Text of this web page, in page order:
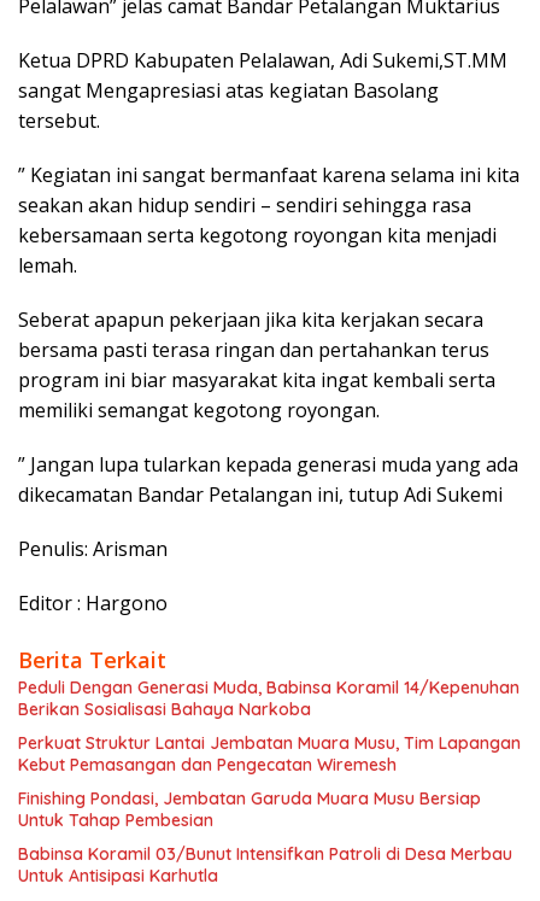
Pelalawan” jelas camat Bandar Petalangan Muktarius
Ketua DPRD Kabupaten Pelalawan, Adi Sukemi,ST.MM
sangat Mengapresiasi atas kegiatan Basolang
tersebut.
” Kegiatan ini sangat bermanfaat karena selama ini kita
seakan akan hidup sendiri – sendiri sehingga rasa
kebersamaan serta kegotong royongan kita menjadi
lemah.
Seberat apapun pekerjaan jika kita kerjakan secara
bersama pasti terasa ringan dan pertahankan terus
program ini biar masyarakat kita ingat kembali serta
memiliki semangat kegotong royongan.
” Jangan lupa tularkan kepada generasi muda yang ada
dikecamatan Bandar Petalangan ini, tutup Adi Sukemi
Penulis: Arisman
Editor : Hargono
Berita Terkait
Peduli Dengan Generasi Muda, Babinsa Koramil 14/Kepenuhan
Berikan Sosialisasi Bahaya Narkoba
Perkuat Struktur Lantai Jembatan Muara Musu, Tim Lapangan
Kebut Pemasangan dan Pengecatan Wiremesh
Finishing Pondasi, Jembatan Garuda Muara Musu Bersiap
Untuk Tahap Pembesian
Babinsa Koramil 03/Bunut Intensifkan Patroli di Desa Merbau
Untuk Antisipasi Karhutla